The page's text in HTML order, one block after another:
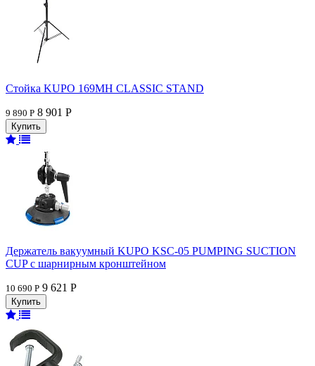
Стойка KUPO 169MH CLASSIC STAND
9 890 Р 8 901 Р
Держатель вакуумный KUPO KSC-05 PUMPING SUCTION
CUP с шарнирным кронштейном
10 690 Р 9 621 Р